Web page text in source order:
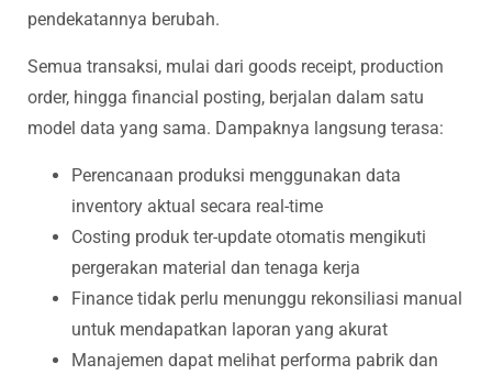
pendekatannya berubah.
Semua transaksi, mulai dari goods receipt, production
order, hingga financial posting, berjalan dalam satu
model data yang sama. Dampaknya langsung terasa:
Perencanaan produksi menggunakan data
inventory aktual secara real-time
Costing produk ter-update otomatis mengikuti
pergerakan material dan tenaga kerja
Finance tidak perlu menunggu rekonsiliasi manual
untuk mendapatkan laporan yang akurat
Manajemen dapat melihat performa pabrik dan